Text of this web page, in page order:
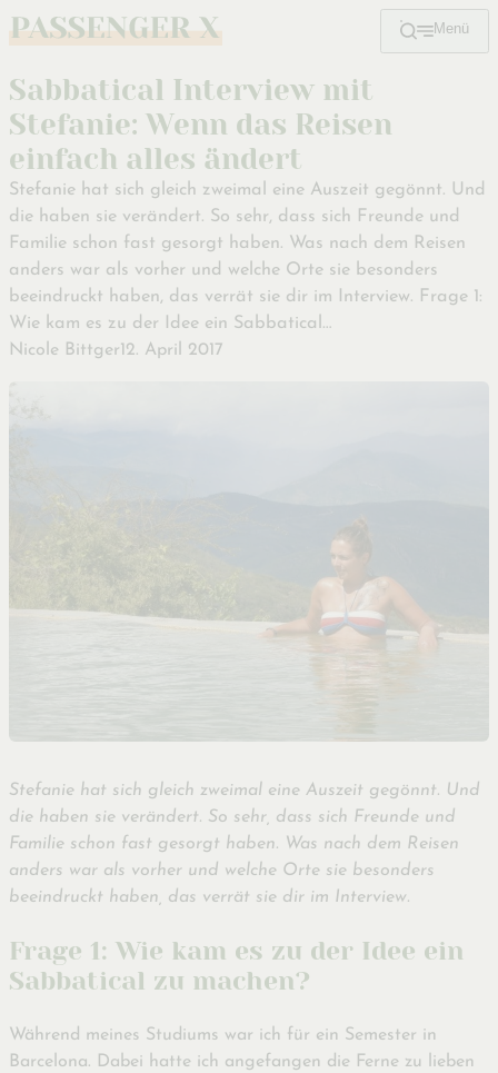
Zum
Menü
Sabbatical Interview mit
Stefanie: Wenn das Reisen
einfach alles ändert
Stefanie hat sich gleich zweimal eine Auszeit gegönnt. Und
die haben sie verändert. So sehr, dass sich Freunde und
Familie schon fast gesorgt haben. Was nach dem Reisen
anders war als vorher und welche Orte sie besonders
beeindruckt haben, das verrät sie dir im Interview. Frage 1:
Wie kam es zu der Idee ein Sabbatical…
Nicole Bittger12. April 2017
Stefanie hat sich gleich zweimal eine Auszeit gegönnt. Und
die haben sie verändert. So sehr, dass sich Freunde und
Familie schon fast gesorgt haben. Was nach dem Reisen
anders war als vorher und welche Orte sie besonders
beeindruckt haben, das verrät sie dir im Interview.
Frage 1: Wie kam es zu der Idee ein
Sabbatical zu machen?
Während meines Studiums war ich für ein Semester in
Barcelona. Dabei hatte ich angefangen die Ferne zu lieben